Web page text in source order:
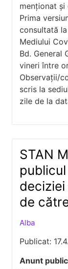
menționat și
Prima
consultată
Mediului
Bd. General
vineri între
Observații/
scris la
zile de la
STAN
de
Alba
Publicat:
Anunt